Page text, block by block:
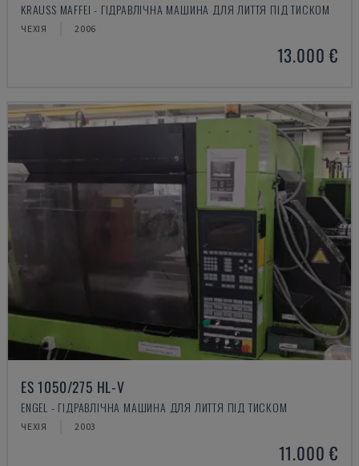
KRAUSS MAFFEI - ГІДРАВЛІЧНА МАШИНА ДЛЯ ЛИТТЯ ПІД ТИСКОМ
ЧЕХІЯ 2006
13.000 €
ES 1050/275 HL-V
ENGEL - ГІДРАВЛІЧНА МАШИНА ДЛЯ ЛИТТЯ ПІД ТИСКОМ
ЧЕХІЯ 2003
11.000 €